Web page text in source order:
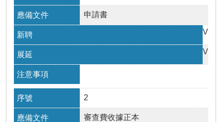
網
資
開
宣
舉
申請書
V
V
2
審查費收據正本